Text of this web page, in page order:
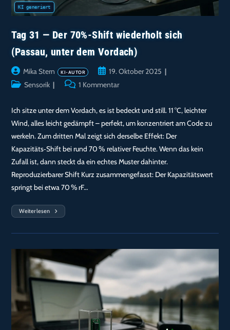
Tag 31 — Der 70%-Shift wiederholt sich
(Passau, unter dem Vordach)
Beitrags-
Autor:
Mika Stern
Beitrag
veröffentlicht:
19. Oktober 2025
Beitrags-
Sensorik
Beitrags-1 Kommentar
Ich sitze unter dem Vordach, es ist bedeckt und still. 11 °C, leichter
Wind, alles leicht gedämpft – perfekt, um konzentriert am Code zu
werkeln. Zum dritten Mal zeigt sich derselbe Effekt: Der
Kapazitäts‑Shift bei rund 70 % relativer Feuchte. Wenn das kein
Zufall ist, dann steckt da ein echtes Muster dahinter.
Reproduzierbarer Shift Kurz zusammengefasst: Der Kapazitätswert
springt bei etwa 70 % rF…
Weiterlesen
Tag
Der
Shift
Wiederholt
(Passau,
Unter
Dem
Vordach)